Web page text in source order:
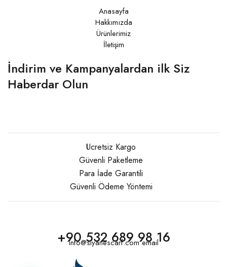
Anasayfa
Hakkımızda
Ürünlerimiz
İletişim
İndirim ve Kampanyalardan ilk Siz
Haberdar Olun
Ücretsiz Kargo
Güvenli Paketleme
Para İade Garantili
Güvenli Ödeme Yöntemi
+90 532 689 98 16
info@siyanescarf.com email